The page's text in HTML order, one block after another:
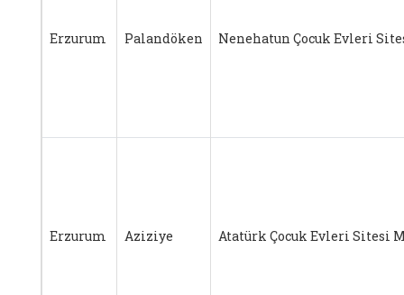
Erzurum Palandöken Nenehatun Çocuk Evleri
Erzurum Aziziye Atatürk Çocuk Evleri Sitesi